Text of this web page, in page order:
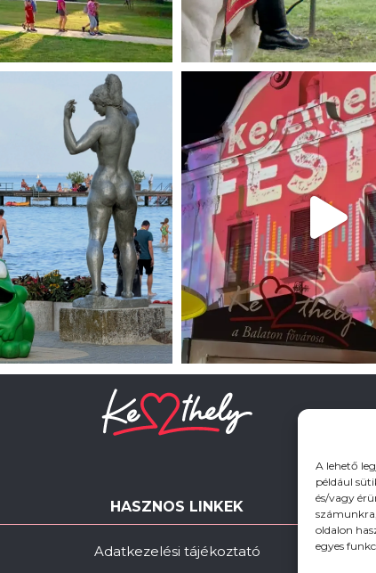
A lehető
például
és/vagy
oldalon
egyes
HASZNOS LINKEK
Adatkezelési tájékoztató